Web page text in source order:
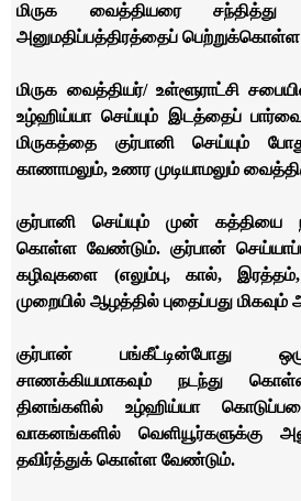
மிருக வைத்தியரை சந்தித்து
அனுமதிப்பத்திரத்தைப்
மிருக வைத்தியர்/ உள்ளூராட்சி
உழ்ஹிய்யா செய்யும் இடத்தைப்
மிருகத்தை குர்பானி செய்யும்
காணாமலும், உணர முடியாமலும்
குர்பானி செய்யும் முன் கத்தியை
கொள்ள வேண்டும். குர்பான்
கழிவுகளை (எலும்பு, கால்,
முறையில் ஆழத்தில் புதைப்பது மிகவும்
குர்பான் பங்கீட்டின்போது
சாணக்கியமாகவும் நடந்து
தினங்களில் உழ்ஹிய்யா
வாகனங்களில் வெளியூர்களுக்கு
தவிர்த்துக் கொள்ள வேண்டும்.